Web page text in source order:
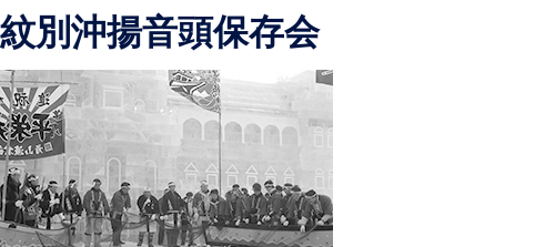
紋別沖揚音頭保存会